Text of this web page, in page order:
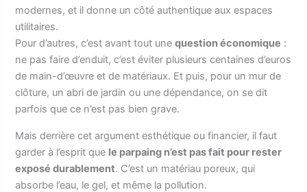
modernes, et il donne un côté authentique aux espaces
utilitaires.
Pour d’autres, c’est avant tout unequestion économique :
ne pas faire d’enduit, c’est éviter plusieurs centaines d’euros
de main-d’œuvre et de matériaux. Et puis, pour un mur de
clôture, un abri de jardin ou une dépendance, on se dit
parfois que ce n’est pas bien grave.
Mais derrière cet argument esthétique ou financier, il faut
garder à l’esprit que le parpaing n’est pas fait pour rester
exposé durablement. C’est un matériau poreux, qui
absorbe l’eau, le gel, et même la pollution.